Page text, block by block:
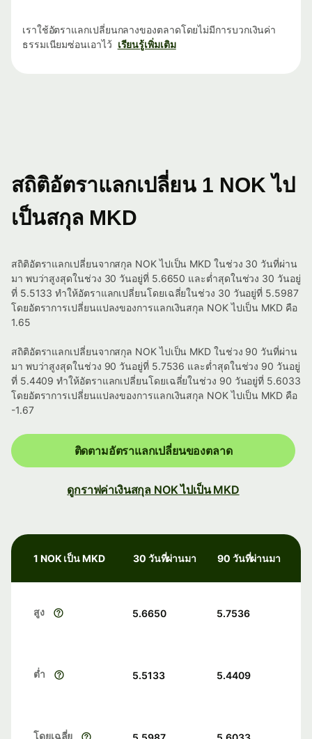
เราใช้อัตราแลกเปลี่ยนกลางของตลาดโดยไม่มีการบวกเงินค่า
ธรรมเนียมซ่อนเอาไว้ เรียนรู้เพิ่มเติม
สถิติอัตราแลกเปลี่ยน 1 NOK ไป
เป็นสกุล MKD
สถิติอัตราแลกเปลี่ยนจากสกุล NOK ไปเป็น MKD ในช่วง 30 วันที่ผ่าน
มา พบว่าสูงสุดในช่วง 30 วันอยู่ที่ 5.6650 และต่ำสุดในช่วง 30 วันอยู่
ที่ 5.5133 ทำให้อัตราแลกเปลี่ยนโดยเฉลี่ยในช่วง 30 วันอยู่ที่ 5.5987
โดยอัตราการเปลี่ยนแปลงของการแลกเงินสกุล NOK ไปเป็น MKD คือ
1.65
สถิติอัตราแลกเปลี่ยนจากสกุล NOK ไปเป็น MKD ในช่วง 90 วันที่ผ่าน
มา พบว่าสูงสุดในช่วง 90 วันอยู่ที่ 5.7536 และต่ำสุดในช่วง 90 วันอยู่
ที่ 5.4409 ทำให้อัตราแลกเปลี่ยนโดยเฉลี่ยในช่วง 90 วันอยู่ที่ 5.6033
โดยอัตราการเปลี่ยนแปลงของการแลกเงินสกุล NOK ไปเป็น MKD คือ
-1.67
ติดตามอัตราแลกเปลี่ยนของตลาด
ดูกราฟค่าเงินสกุล NOK ไปเป็น MKD
1 NOK เป็น MKD 30 วันที่ผ่านมา 90 วันที่ผ่านมา
สูง 5.6650 5.7536
ต่ำ 5.5133 5.4409
โดยเฉลี่ย